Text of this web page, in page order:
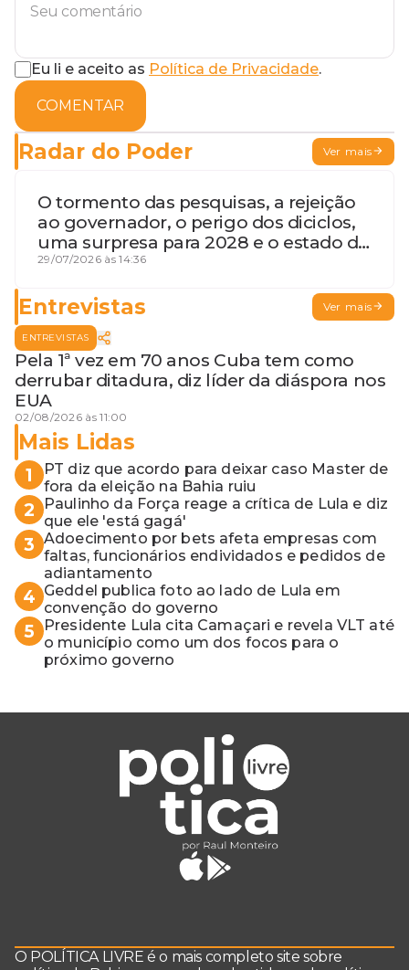
Eu li e aceito as Política de Privacidade.
COMENTAR
Radar do Poder Ver mais
O tormento das pesquisas, a rejeição
ao governador, o perigo dos diciclos,
uma surpresa para 2028 e o estado de
terceira guerra mundial
29/07/2026 às 14:36
Entrevistas Ver mais
ENTREVISTAS
Pela 1ª vez em 70 anos Cuba tem como
derrubar ditadura, diz líder da diáspora nos
EUA
02/08/2026 às 11:00
Mais Lidas
1
PT diz que acordo para deixar caso Master de
fora da eleição na Bahia ruiu
2
Paulinho da Força reage a crítica de Lula e diz
que ele 'está gagá'
3 Adoecimento por bets afeta empresas com
faltas, funcionários endividados e pedidos de
adiantamento
4 Geddel publica foto ao lado de Lula em
convenção do governo
5
Presidente Lula cita Camaçari e revela VLT até
o município como um dos focos para o
próximo governo
O POLÍTICA LIVRE é o mais completo site sobre